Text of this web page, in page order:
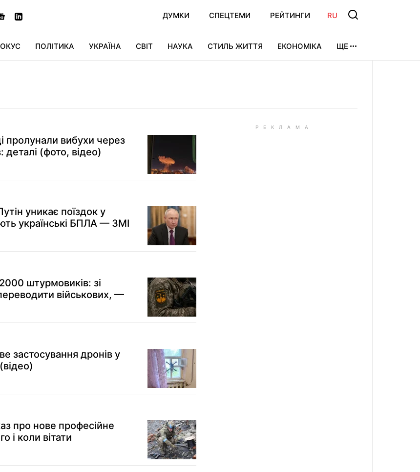
ДУМКИ СПЕЦТЕМИ РЕЙТИНГИ RU
ПОЛІТИКА УКРАЇНА СВІТ НАУКА СТИЛЬ ЖИТТЯ ЕКОНОМІКА ЩЕ
пролунали вибухи через
деталі (фото, відео)
уникає поїздок у
українські БПЛА — ЗМІ
штурмовиків: зі
військових, —
застосування дронів у
про нове професійне
і коли вітати